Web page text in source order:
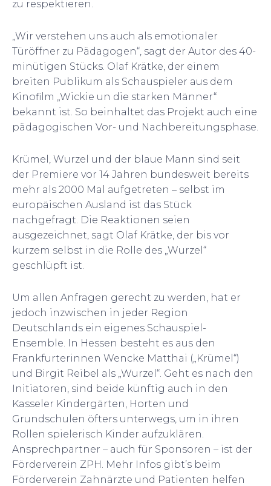
zu respektieren.
„Wir verstehen uns auch als emotionaler
Türöffner zu Pädagogen“, sagt der Autor des 40-
minütigen Stücks. Olaf Krätke, der einem
breiten Publikum als Schauspieler aus dem
Kinofilm „Wickie un die starken Männer“
bekannt ist. So beinhaltet das Projekt auch eine
pädagogischen Vor- und Nachbereitungsphase.
Krümel, Wurzel und der blaue Mann sind seit
der Premiere vor 14 Jahren bundesweit bereits
mehr als 2000 Mal aufgetreten – selbst im
europäischen Ausland ist das Stück
nachgefragt. Die Reaktionen seien
ausgezeichnet, sagt Olaf Krätke, der bis vor
kurzem selbst in die Rolle des „Wurzel“
geschlüpft ist.
Um allen Anfragen gerecht zu werden, hat er
jedoch inzwischen in jeder Region
Deutschlands ein eigenes Schauspiel-
Ensemble. In Hessen besteht es aus den
Frankfurterinnen Wencke Matthai („Krümel“)
und Birgit Reibel als „Wurzel“. Geht es nach den
Initiatoren, sind beide künftig auch in den
Kasseler Kindergärten, Horten und
Grundschulen öfters unterwegs, um in ihren
Rollen spielerisch Kinder aufzuklären.
Ansprechpartner – auch für Sponsoren – ist der
Förderverein ZPH. Mehr Infos gibt’s beim
Förderverein Zahnärzte und Patienten helfen